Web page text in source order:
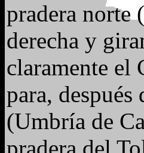
pradera norte
derecha y
claramente el
para, después
(Umbría de